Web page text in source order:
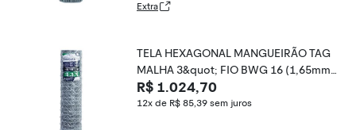
Extra
TELA HEXAGONAL MANGUEIRÃO TAG
MALHA 3&quot; FIO BWG 16 (1,65mm)
RL 50X1,8m
R$ 1.024,70
12x de R$ 85,39 sem juros